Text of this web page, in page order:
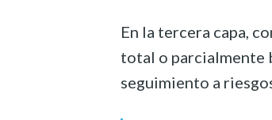
En la tercera capa,
total o parcialmente
seguimiento a